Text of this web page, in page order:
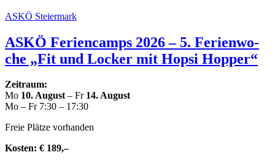
ASKÖ Stei­er­mark
ASKÖ Feri­en­camps 2026 – 5. Feri­en­wo­
che „Fit und Locker mit Hopsi Hopper“
Zeitraum:
Mo 10. August– Fr 14. August
Mo – Fr 7:30 – 17:30
Freie Plätze vorhanden
Kosten: € 189,–